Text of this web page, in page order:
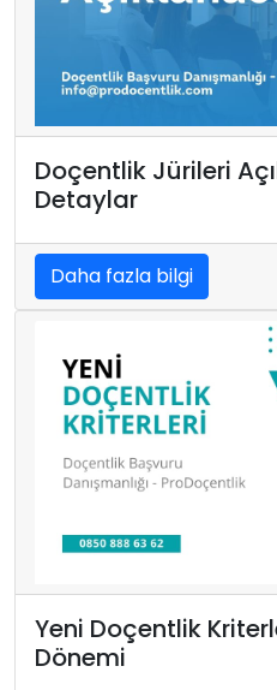
Doçentlik Jürileri
Detaylar
Daha fazla bilgi
Yeni Doçentlik
Dönemi